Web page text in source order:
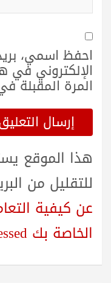
احفظ اسمي،
الإلكتروني في
المرة المقبلة
هذا الموقع
للتقليل من
عن كيفية
الخاصة بك processed